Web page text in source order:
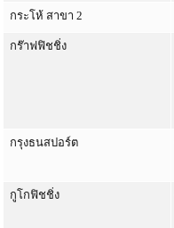
กระโห้ สาขา 2
กร๊าฟฟิชชิ่ง
กรุงธนสปอร์ต
กูโกฟิชชิ่ง